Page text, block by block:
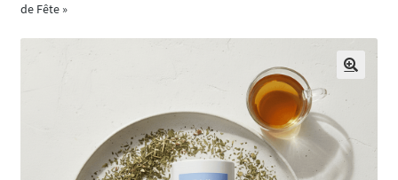
de Fête »